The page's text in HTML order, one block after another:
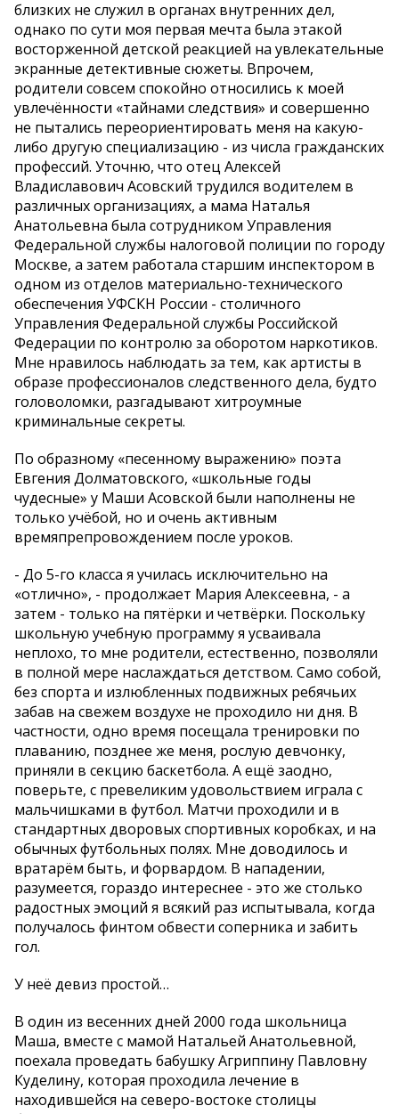
близких не служил в органах внутренних дел,
однако по сути моя первая мечта была этакой
восторженной детской реакцией на увлекательные
экранные детективные сюжеты. Впрочем,
родители совсем спокойно относились к моей
увлечённости «тайнами следствия» и совершенно
не пытались переориентировать меня на какую-
либо другую специализацию - из числа гражданских
профессий. Уточню, что отец Алексей
Владиславович Асовский трудился водителем в
различных организациях, а мама Наталья
Анатольевна была сотрудником Управления
Федеральной службы налоговой полиции по городу
Москве, а затем работала старшим инспектором в
одном из отделов материально-технического
обеспечения УФСКН России - столичного
Управления Федеральной службы Российской
Федерации по контролю за оборотом наркотиков.
Мне нравилось наблюдать за тем, как артисты в
образе профессионалов следственного дела, будто
головоломки, разгадывают хитроумные
криминальные секреты.
По образному «песенному выражению» поэта
Евгения Долматовского, «школьные годы
чудесные» у Маши Асовской были наполнены не
только учёбой, но и очень активным
времяпрепровождением после уроков.
- До 5-го класса я училась исключительно на
«отлично», - продолжает Мария Алексеевна, - а
затем - только на пятёрки и четвёрки. Поскольку
школьную учебную программу я усваивала
неплохо, то мне родители, естественно, позволяли
в полной мере наслаждаться детством. Само собой,
без спорта и излюбленных подвижных ребячьих
забав на свежем воздухе не проходило ни дня. В
частности, одно время посещала тренировки по
плаванию, позднее же меня, рослую девчонку,
приняли в секцию баскетбола. А ещё заодно,
поверьте, с превеликим удовольствием играла с
мальчишками в футбол. Матчи проходили и в
стандартных дворовых спортивных коробках, и на
обычных футбольных полях. Мне доводилось и
вратарём быть, и форвардом. В нападении,
разумеется, гораздо интереснее - это же столько
радостных эмоций я всякий раз испытывала, когда
получалось финтом обвести соперника и забить
гол.
У неё девиз простой…
В один из весенних дней 2000 года школьница
Маша, вместе с мамой Натальей Анатольевной,
поехала проведать бабушку Агриппину Павловну
Куделину, которая проходила лечение в
находившейся на северо-востоке столицы